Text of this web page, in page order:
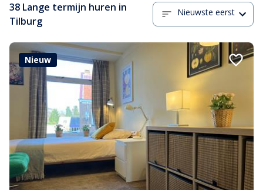
38 Lange termijn huren in
Tilburg
Nieuwste eerst
Nieuw